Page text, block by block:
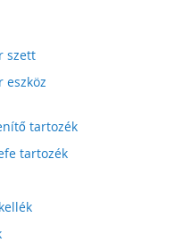
szett
eszköz
tartozék
tartozék